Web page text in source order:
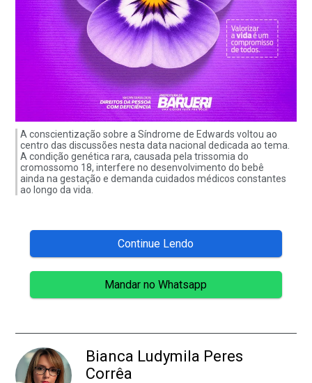
A conscientização sobre a Síndrome de Edwards voltou ao
centro das discussões nesta data nacional dedicada ao tema.
A condição genética rara, causada pela trissomia do
cromossomo 18, interfere no desenvolvimento do bebê
ainda na gestação e demanda cuidados médicos constantes
ao longo da vida.
Continue Lendo
Mandar no Whatsapp
Bianca Ludymila Peres
Corrêa